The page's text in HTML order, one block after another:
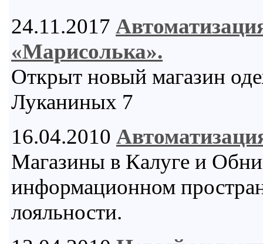
24.11.2017
«Марисолька».
Открыт новый магазин
Луканиных 7
16.04.2010
Магазины в Калуге и
информационном
лояльности.